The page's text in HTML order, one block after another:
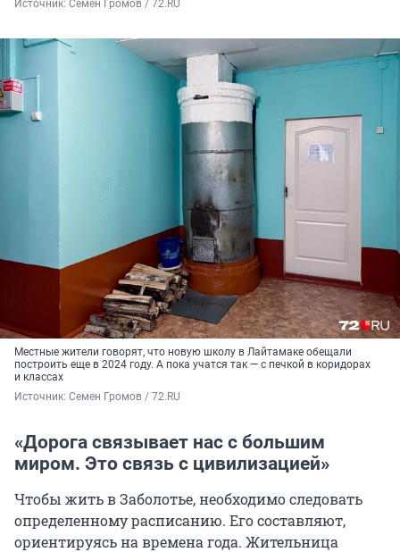
Источник: Семен Громов / 72.RU
Местные жители говорят, что новую школу в Лайтамаке обещали
построить еще в 2024 году. А пока учатся так — с печкой в коридорах
и классах
Источник: Семен Громов / 72.RU
«Дорога связывает нас с большим
миром. Это связь с цивилизацией»
Чтобы жить в Заболотье, необходимо следовать
определенному расписанию. Его составляют,
ориентируясь на времена года. Жительница